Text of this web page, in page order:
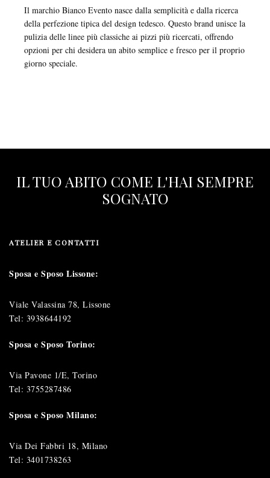
Il marchio Bianco Evento nasce dalla semplicità e dalla ricerca
della perfezione tipica del design tedesco. Questo brand unisce la
pulizia delle linee più classiche ai pizzi più ricercati, offrendo
opzioni per chi desidera un abito semplice e fresco per il proprio
giorno speciale.
IL TUO ABITO COME L'HAI SEMPRE
SOGNATO
ATELIER E CONTATTI
Sposa e Sposo Lissone:
Viale Valassina 78, Lissone
Tel: 3938644192
Sposa e Sposo Torino:
Via Pavone 1/E, Torino
Tel: 3755287486
Sposa e Sposo Milano:
Via Dei Fabbri 18, Milano
Tel: 3401738263